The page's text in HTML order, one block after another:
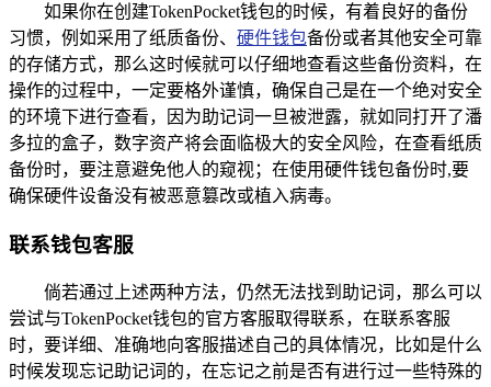
如果你在创建TokenPocket钱包的时候，有着良好的备份
习惯，例如采用了纸质备份、 硬件钱包备份或者其他安全可靠
的存储方式，那么这时候就可以仔细地查看这些备份资料，在
操作的过程中，一定要格外谨慎，确保自己是在一个绝对安全
的环境下进行查看，因为助记词一旦被泄露，就如同打开了潘
多拉的盒子，数字资产将会面临极大的安全风险，在查看纸质
备份时，要注意避免他人的窥视；在使用硬件钱包备份时,要
确保硬件设备没有被恶意篡改或植入病毒。
联系钱包客服
倘若通过上述两种方法，仍然无法找到助记词，那么可以
尝试与TokenPocket钱包的官方客服取得联系，在联系客服
时，要详细、准确地向客服描述自己的具体情况，比如是什么
时候发现忘记助记词的，在忘记之前是否有进行过一些特殊的